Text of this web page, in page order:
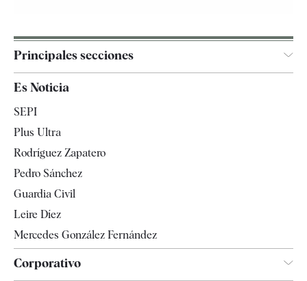
Principales secciones
Televisión
Es Noticia
SEPI
Plus Ultra
Rodríguez Zapatero
Pedro Sánchez
Guardia Civil
Leire Díez
Mercedes González Fernández
Corporativo